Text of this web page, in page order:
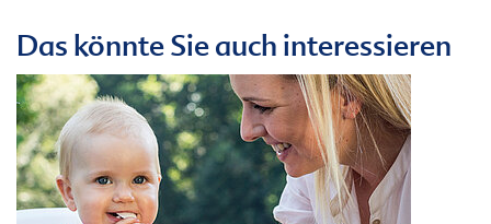
Das könnte Sie auch interessieren